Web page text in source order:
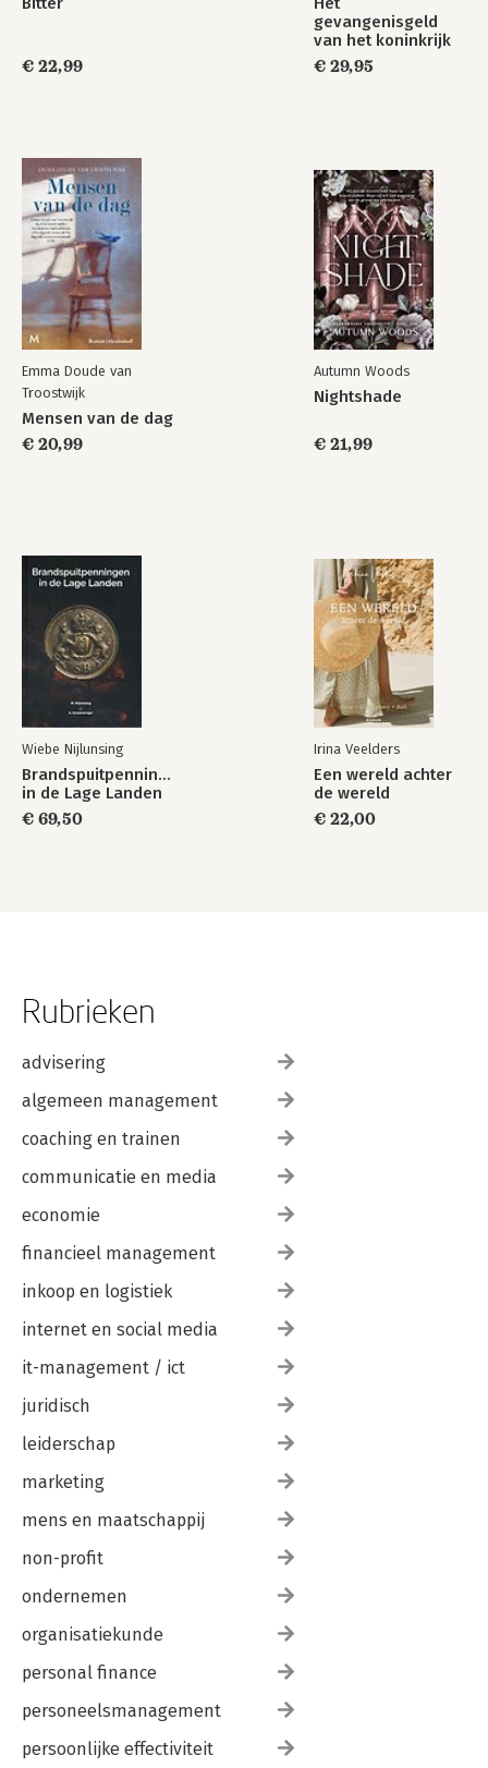
€ 22,99
gevangenisgeld
van het koninkrijk
der Nederlanden
1823-1861
€ 29,95
Emma Doude van
Troostwijk
Mensen van de dag
€ 20,99
Autumn Woods
Nightshade
€ 21,99
Wiebe Nijlunsing
Brandspuitpenningen
in de Lage Landen
€ 69,50
Irina Veelders
Een wereld achter
de wereld
€ 22,00
Rubrieken
advisering
algemeen management
coaching en trainen
communicatie en media
economie
financieel management
inkoop en logistiek
internet en social media
it-management / ict
juridisch
leiderschap
marketing
mens en maatschappij
non-profit
ondernemen
organisatiekunde
personal finance
personeelsmanagement
persoonlijke effectiviteit